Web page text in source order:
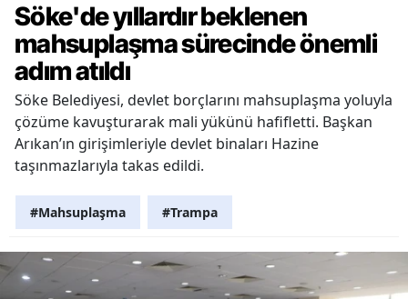
Söke'de yıllardır beklenen
mahsuplaşma sürecinde önemli
adım atıldı
Söke Belediyesi, devlet borçlarını mahsuplaşma yoluyla
çözüme kavuşturarak mali yükünü hafifletti. Başkan
Arıkan’ın girişimleriyle devlet binaları Hazine
taşınmazlarıyla takas edildi.
#Mahsuplaşma #Trampa